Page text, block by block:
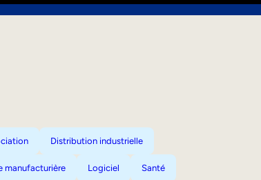
Distribution industrielle
manufacturière Logiciel Santé